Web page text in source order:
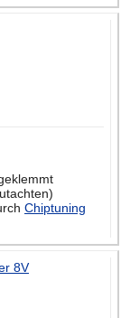
Chiptuning
8V